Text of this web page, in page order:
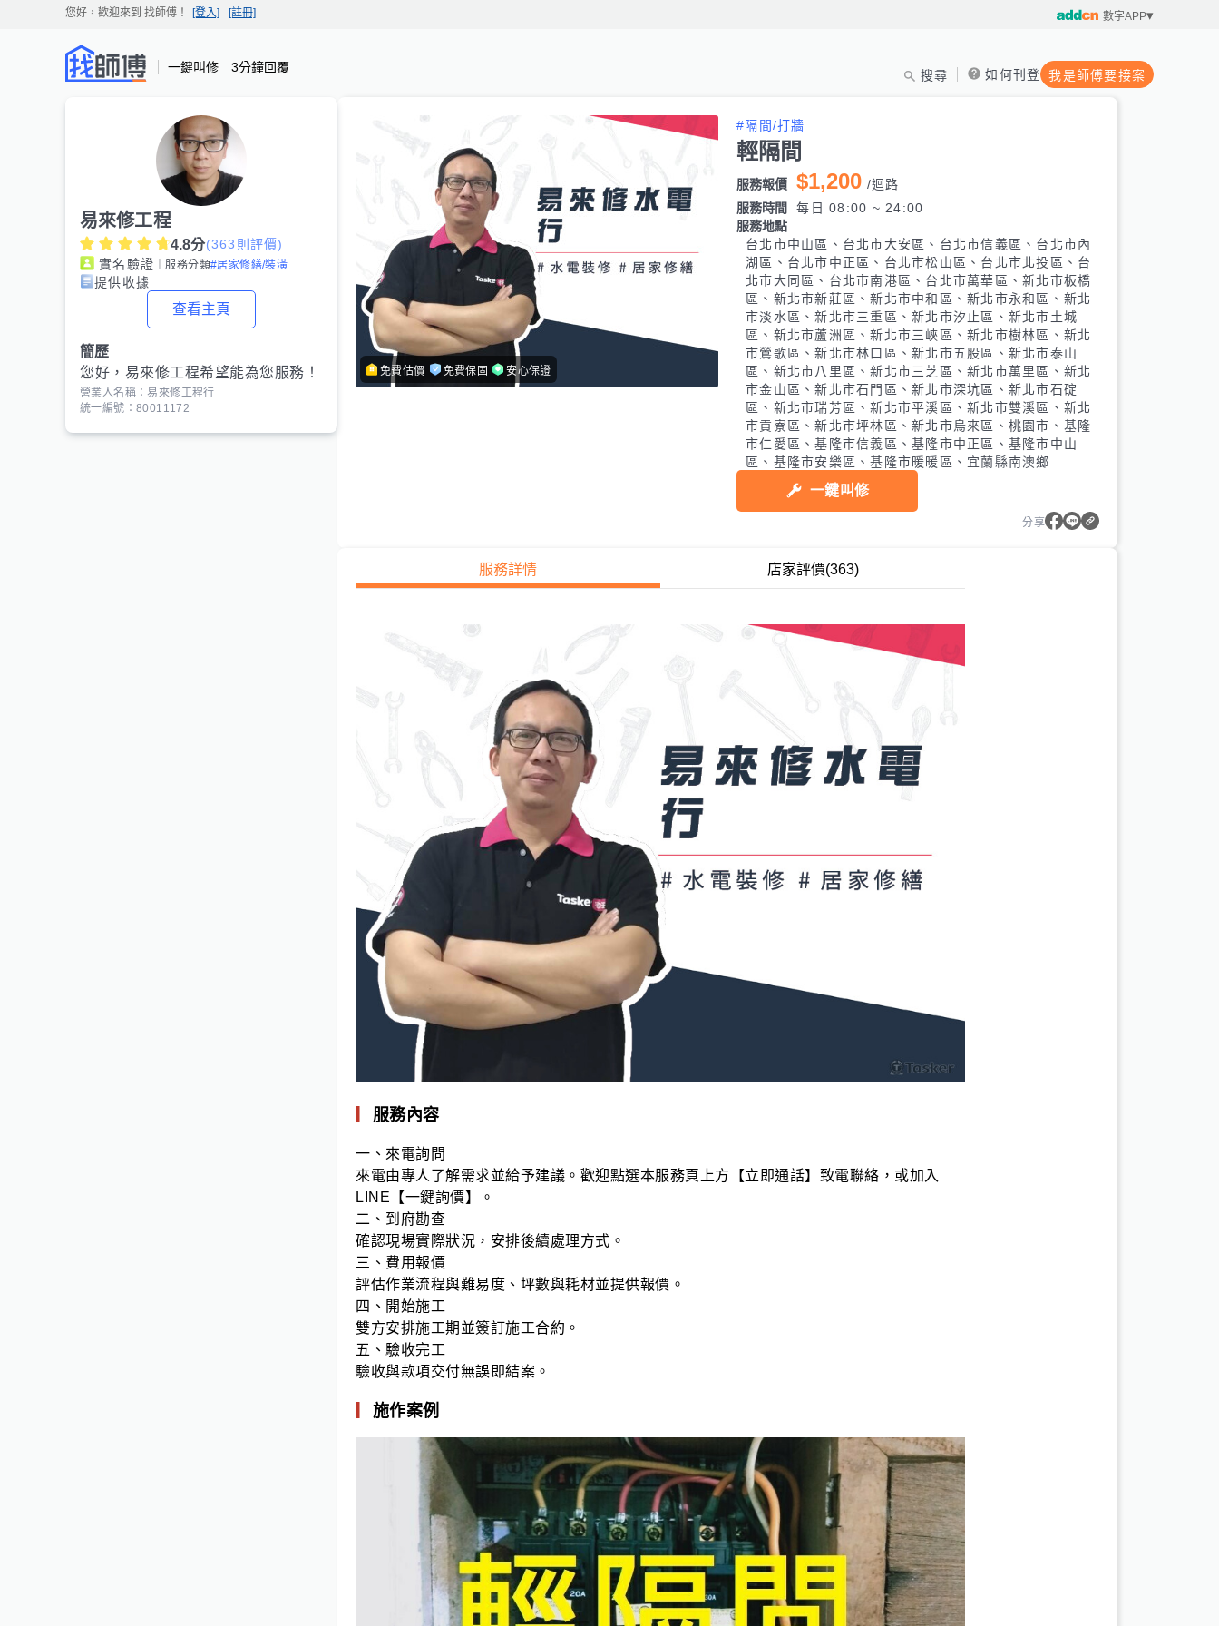
您好，歡迎來到 找師傅 ！ [登入] [註冊] 數字APP
一鍵叫修 3分鐘回覆
搜尋 如何刊登 我是師傅要接案
易來修工程
4.8分(363 則評價)
實名驗證 ｜服務分類#居家修繕/裝潢
提供收據
查看主頁
簡歷
您好，易來修工程希望能為您服務！
營業人名稱：易來修工程行
統一編號：80011172
免費估價 免費保固 安心保證
#隔間/打牆
輕隔間
服務報價 $1,200 /迴路
服務時間
每日 08:00 ~ 24:00
服務地點
台北市中山區、台北市大安區、台北市信義區、台北市內
湖區、台北市中正區、台北市松山區、台北市北投區、台
北市大同區、台北市南港區、台北市萬華區、新北市板橋
區、新北市新莊區、新北市中和區、新北市永和區、新北
市淡水區、新北市三重區、新北市汐止區、新北市土城
區、新北市蘆洲區、新北市三峽區、新北市樹林區、新北
市鶯歌區、新北市林口區、新北市五股區、新北市泰山
區、新北市八里區、新北市三芝區、新北市萬里區、新北
市金山區、新北市石門區、新北市深坑區、新北市石碇
區、新北市瑞芳區、新北市平溪區、新北市雙溪區、新北
市貢寮區、新北市坪林區、新北市烏來區、桃園市、基隆
市仁愛區、基隆市信義區、基隆市中正區、基隆市中山
區、基隆市安樂區、基隆市暖暖區、宜蘭縣南澳鄉
一鍵叫修
分享
服務詳情 店家評價(363)
服務內容
一、來電詢問
來電由專人了解需求並給予建議。歡迎點選本服務頁上方【立即通話】致電聯絡，或加入
LINE【一鍵詢價】。
二、到府勘查
確認現場實際狀況，安排後續處理方式。
三、費用報價
評估作業流程與難易度、坪數與耗材並提供報價。
四、開始施工
雙方安排施工期並簽訂施工合約。
五、驗收完工
驗收與款項交付無誤即結案。
施作案例